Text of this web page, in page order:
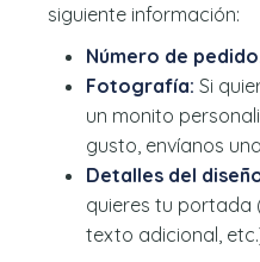
siguiente información:
Número de
Fotografía: Si
un monito
gusto, envíanos
Detalles del
quieres tu portada
texto adicional,